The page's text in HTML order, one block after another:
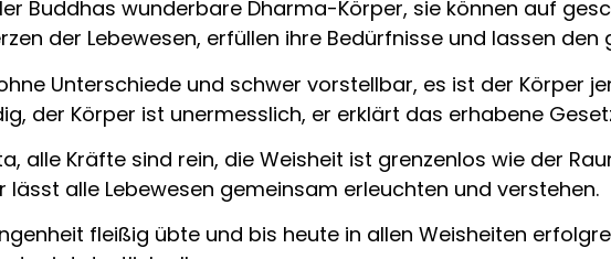
Buddhas wunderbare Dharma-Körper, sie können auf
der Lebewesen, erfüllen ihre Bedürfnisse und lassen
Unterschiede und schwer vorstellbar, es ist der Körper
der Körper ist unermesslich, er erklärt das erhabene
alle Kräfte sind rein, die Weisheit ist grenzenlos wie der
lässt alle Lebewesen gemeinsam erleuchten und verstehen.
fleißig übte und bis heute in allen Weisheiten